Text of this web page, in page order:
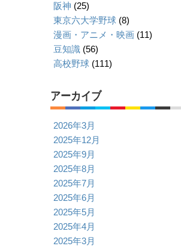
阪神 (25)
東京六大学野球 (8)
漫画・アニメ・映画 (11)
豆知識 (56)
高校野球 (111)
アーカイブ
2026年3月
2025年12月
2025年9月
2025年8月
2025年7月
2025年6月
2025年5月
2025年4月
2025年3月